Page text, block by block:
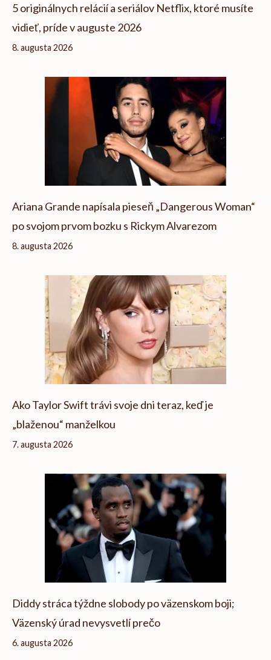
5 originálnych relácií a seriálov Netflix, ktoré musíte
vidieť, príde v auguste 2026
8. augusta 2026
Ariana Grande napísala pieseň „Dangerous Woman“
po svojom prvom bozku s Rickym Alvarezom
8. augusta 2026
Ako Taylor Swift trávi svoje dni teraz, keď je
„blaženou“ manželkou
7. augusta 2026
Diddy stráca týždne slobody po väzenskom boji;
Väzenský úrad nevysvetlí prečo
6. augusta 2026